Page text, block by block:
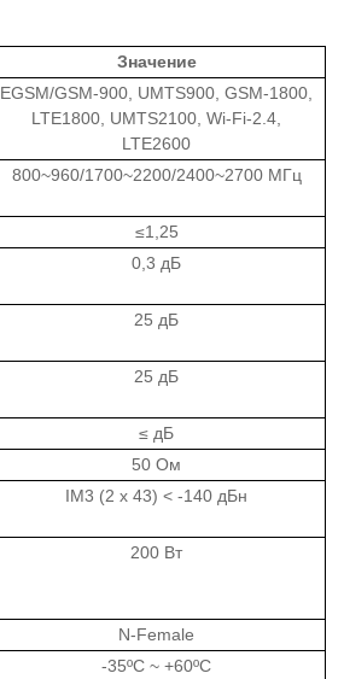
Значение
EGSM/GSM-900, UMTS900, GSM-1800,
LTE1800, UMTS2100, Wi-Fi-2.4,
LTE2600
800~960/1700~2200/2400~2700 МГц
≤1,25
0,3 дБ
25 дБ
25 дБ
≤ дБ
50 Ом
IM3 (2 х 43) < -140 дБн
200 Вт
N-Female
-35ºC ~ +60ºC